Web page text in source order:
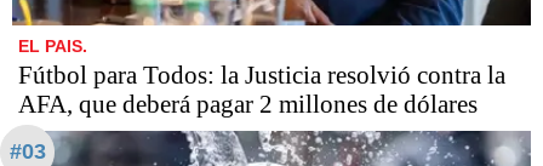
EL PAIS.
Fútbol para Todos: la Justicia resolvió contra la
AFA, que deberá pagar 2 millones de dólares
#03